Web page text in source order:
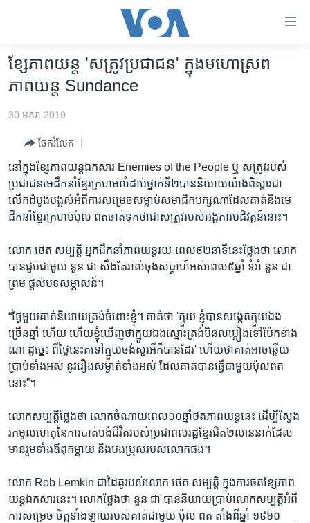
គេហទំព័រ​
ទាក់ទង
និង​
ទំព័រ​
ព័ត៌មាន​​
តែ​
ម្តង
និង​
ចូល​
ទៅ​
រចនា
សម្ព័ន្ធ​
រំលង​
និង​
ចូល​
កាន់​
ទំព័រ​
ស្វែង​
កម្ពុជា
អាមេរិក
ចិន
ហេឡូវីអូអេ
កម្ពុជាច្នៃប្រតិដ្ឋ
ព្រឹត្តិការណ៍ព័ត៌មាន
ទូរទស្សន៍ / វីដេអូ​
វិទ្យុ / ផតខាសថ៍
Khmer English
បណ្តាញ​សង្គម
ភាសា
ខ្សែ​ភាពយន្ត​ 'សត្រូវ​ប្រជាជន' ក្នុង​មហោស្រព​
ភាពយន្ត Sundance
30 មករា 2010
ចែករំលែក
នៅ​ក្នុង​ខ្សែ​ភាពយន្ត​ឯកសារ Enemies of the People ឬ សត្រូវ​របស់​
ប្រជាជន​មេដឹក​នាំ​ខ្មែរ​ក្រហម​លំដាប់​ថ្នាក់​ទី​២​បាន​និយាយ​យ៉ាង​ពិស្តារ​ជា​
លើក​ដំបូង​បង្អស់​អំពី​ការ​សម្រេច​សម្លាប់​សមាជិក​បក្សណា​ដែល​គាត់​និង​មេ
ដឹកនាំ​ខ្មែរ​ក្រហម​ប៉ុល ពត​ចាត់​ទុក​ថា​ជា​សត្រូវ​របស់​អង្គការ​បដិវត្តន៍​នោះ។
លោក​ ថេត​ សម្បត្តិ អ្នក​ដឹក​នាំ​ភាព​យន្ត​រយៈ​ពេល​៩២នាទី​នេះ​ថ្លែង​ថា​ លោក
បាន​ជួប​ជាមួយ​ នួន ជា សឹង​តែ​រាល់​ចុង​សប្តាហ៍​អស់​ពេល​៥​ឆ្នាំ​ ទំរាំ​ នួន ជា
ព្រម ផ្តល់​បទ​សម្ភាសន៍។
“ថ្ងៃ​មួយ​គាត់​និយាយ​ត្រង់​ចំពោះ​ខ្ញុំ។ គាត់​ថា 'ក្មួយ​ ខ្ញុំ​បាន​សង្កេតក្មួយ​ឯង​
ច្រើន​ឆ្នាំ ហើយ ហើយ​ខ្ញុំ​ឃើញ​ថាក្មួយ​ឯង​ស្មោះ​ត្រង់​មិន​លម្អៀងទៅប៉ែក​ខាង​
ណា ដូច្នេះ ពី​ថ្ងៃ​នេះ​តទៅ​ក្មួយ​ចង់​សួរ​អី​ក៏​បាន​ដែរ' ហើយ​ថា​គាត់​អាច​ឆ្លើយ​
ប្រាប់​ទាំង​អស់ នូវ​រឿង​សម្ងាត់​ទាំង​អស់ ដែល​គាត់​បាន​ធ្វើ​ជាមួយប៉ុលពត
នោះ”។
លោក​សម្បត្តិ​ថ្លែង​ថា លោក​ចំណាយ​ពេល​១០​ឆ្នាំ​ថត​ភាព​យន្ត​នេះ ដើម្បី​ស្វែង​
រក​មូលហេតុ​នៃ​ការ​បាត់​បង់​ជីវិត​របស់​ប្រជាពលរដ្ឋ​ខ្មែរ​ជិត​២លាន​នាក់​ដែល​
មាន​រួម​ទាំងឪពុក​ម្តាយ និង​បង​ប្រុស​របស់​លោក​ផង។
លោក Rob Lemkin ជា​ដៃ​គូ​របស់​លោក ​ថេត សម្បត្តិ ក្នុង​ការ​ថត​ខ្សែ​ភាព​
យន្ត​ឯកសារ​នេះ។ លោក​ថ្លែង​ថា នួន​ ជា​ បាន​និយាយ​ប្រាប់​លោក​សម្បត្តិ​អំពី​
ការ​សម្រេច ចិត្ត​ទាំង​ឡាយ​របស់​គាត់​ជាមួយ ប៉ុល ពត តាំង​ពី​ឆ្នាំ ១៩៦០